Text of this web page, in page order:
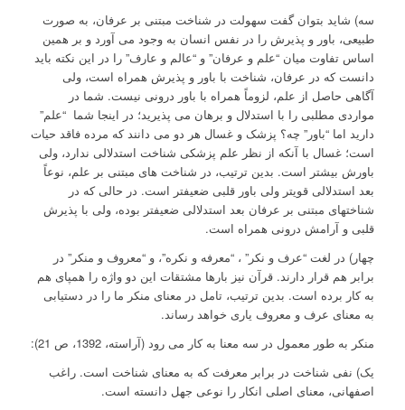
سه) شاید بتوان گفت سهولت در شناخت مبتنی بر عرفان، به صورت
طبیعی، باور و پذیرش را در نفس انسان به وجود می آورد و بر همین
اساس تفاوت میان “علم و عرفان” و “عالم و عارف” را در این نکته باید
دانست که در عرفان، شناخت با باور و پذیرش همراه است، ولی
آگاهی حاصل از علم، لزوماً همراه با باور درونی نیست. شما در
مواردی مطلبی را با استدلال و برهان می پذیرید؛ در اینجا شما “علم”
دارید اما “باور” چه؟ پزشک و غسال هر دو می دانند که مرده فاقد حیات
است؛ غسال با آنکه از نظر علم پزشکی شناخت استدلالی ندارد، ولی
باورش بیشتر است. بدین ترتیب، در شناخت های مبتنی بر علم، نوعاً
بعد استدلالی قویتر ولی باور قلبی ضعیفتر است. در حالی که در
شناختهای مبتنی بر عرفان بعد استدلالی ضعیفتر بوده، ولی با پذیرش
قلبی و آرامش درونی همراه است.
چهار) در لغت “عرف و نکر” ، “معرفه و نکره”، و “معروف و منکر” در
برابر هم قرار دارند. قرآن نیز بارها مشتقات این دو واژه را همپای هم
به کار برده است. بدین ترتیب، تامل در معنای منکر ما را در دستیابی
به معنای عرف و معروف یاری خواهد رساند.
منکر به طور معمول در سه معنا به کار می رود (آراسته، 1392، ص 21):
یک) نفی شناخت در برابر معرفت که به معنای شناخت است. راغب
اصفهانی، معنای اصلی انکار را نوعی جهل دانسته است.